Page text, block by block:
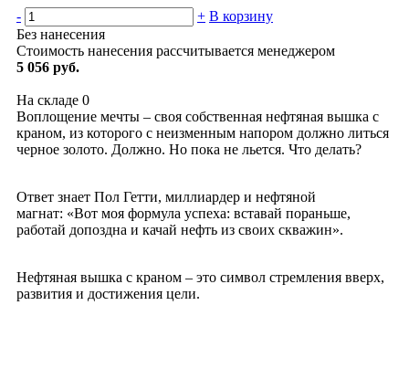
- + В корзину
Без нанесения
Стоимость нанесения рассчитывается менеджером
5 056 руб.
На складе 0
Воплощение мечты – своя собственная нефтяная вышка с
краном, из которого с неизменным напором должно литься
черное золото. Должно. Но пока не льется. Что делать?
Ответ знает Пол Гетти, миллиардер и нефтяной
магнат: «Вот моя формула успеха: вставай пораньше,
работай допоздна и качай нефть из своих скважин».
Нефтяная вышка с краном – это символ стремления вверх,
развития и достижения цели.